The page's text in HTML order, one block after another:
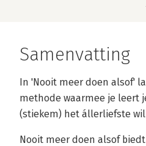
Samenvatting
In 'Nooit meer doen alsof'
methode waarmee je leert
(stiekem) het állerliefste
Nooit meer doen alsof